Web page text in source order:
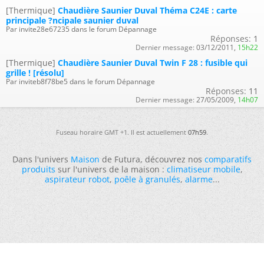
[Thermique] Chaudière Saunier Duval Théma C24E : carte
principale ?ncipale saunier duval
Par invite28e67235 dans le forum Dépannage
Réponses: 1
Dernier message: 03/12/2011, 15h22
[Thermique] Chaudière Saunier Duval Twin F 28 : fusible qui
grille ! [résolu]
Par inviteb8f78be5 dans le forum Dépannage
Réponses: 11
Dernier message: 27/05/2009, 14h07
Fuseau horaire GMT +1. Il est actuellement07h59.
Dans l'universMaisonde Futura, découvrez noscomparatifs
produitssur l'univers de la maison :climatiseur mobile,
aspirateur robot,poêle à granulés,alarme...